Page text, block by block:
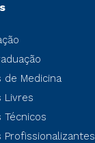
de Medicina
Livres
Técnicos
Profissionalizantes